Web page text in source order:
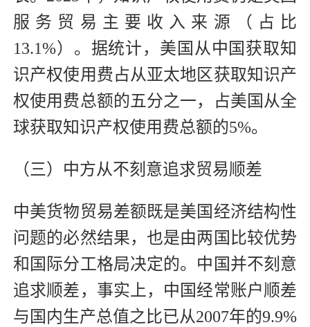
服务贸易主要收入来源（占比
13.1%）。据统计，美国从中国获取知
识产权使用费占从亚太地区获取知识产
权使用费总额的五分之一，占美国从全
球获取知识产权使用费总额的5%。
（三）中方从不刻意追求贸易顺差
中美货物贸易差额既是美国经济结构性
问题的必然结果，也是由两国比较优势
和国际分工格局决定的。中国并不刻意
追求顺差，事实上，中国经常账户顺差
与国内生产总值之比已从2007年的9.9%